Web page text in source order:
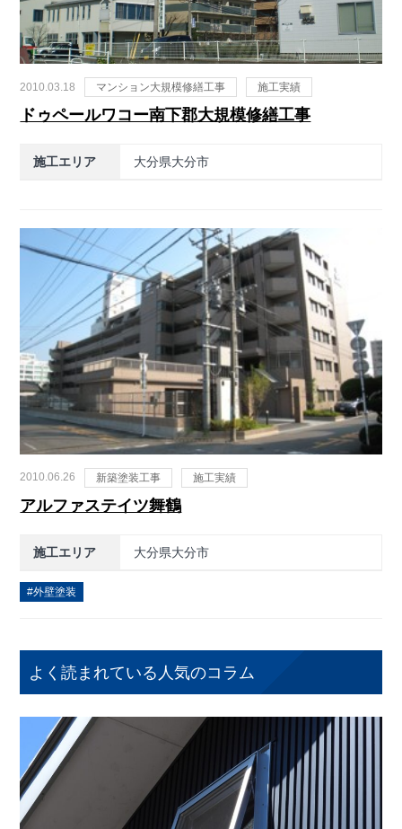
2010.03.18 マンション大規模修繕工事 施工実績
ドゥペールワコー南下郡大規模修繕工事
施工エリア 大分県大分市
2010.06.26 新築塗装工事 施工実績
アルファステイツ舞鶴
施工エリア 大分県大分市
外壁塗装
よく読まれている人気のコラム